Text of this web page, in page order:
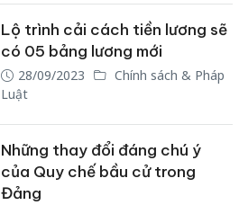
Lộ trình cải cách tiền lương sẽ
có 05 bảng lương mới
28/09/2023
Chính sách & Pháp
Luật
Những thay đổi đáng chú ý
của Quy chế bầu cử trong
Đảng